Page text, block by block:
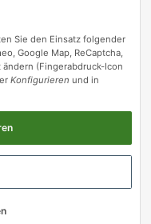
Sie den Einsatz folgender
Google Map, ReCaptcha,
(Fingerabdruck-Icon
Konfigurieren und in